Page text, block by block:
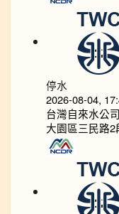
停水
2026-08-04,
台灣自來水公司
大園區三民路